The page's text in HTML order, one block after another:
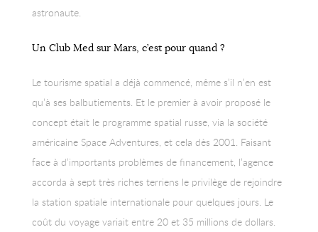
astronaute.
Un Club Med sur Mars, c’est pour quand ?
Le tourisme spatial a déjà commencé, même s’il n’en est
qu’à ses balbutiements. Et le premier à avoir proposé le
concept était le programme spatial russe, via la société
américaine Space Adventures, et cela dès 2001. Faisant
face à d’importants problèmes de financement, l’agence
accorda à sept très riches terriens le privilège de rejoindre
la station spatiale internationale pour quelques jours. Le
coût du voyage variait entre 20 et 35 millions de dollars.